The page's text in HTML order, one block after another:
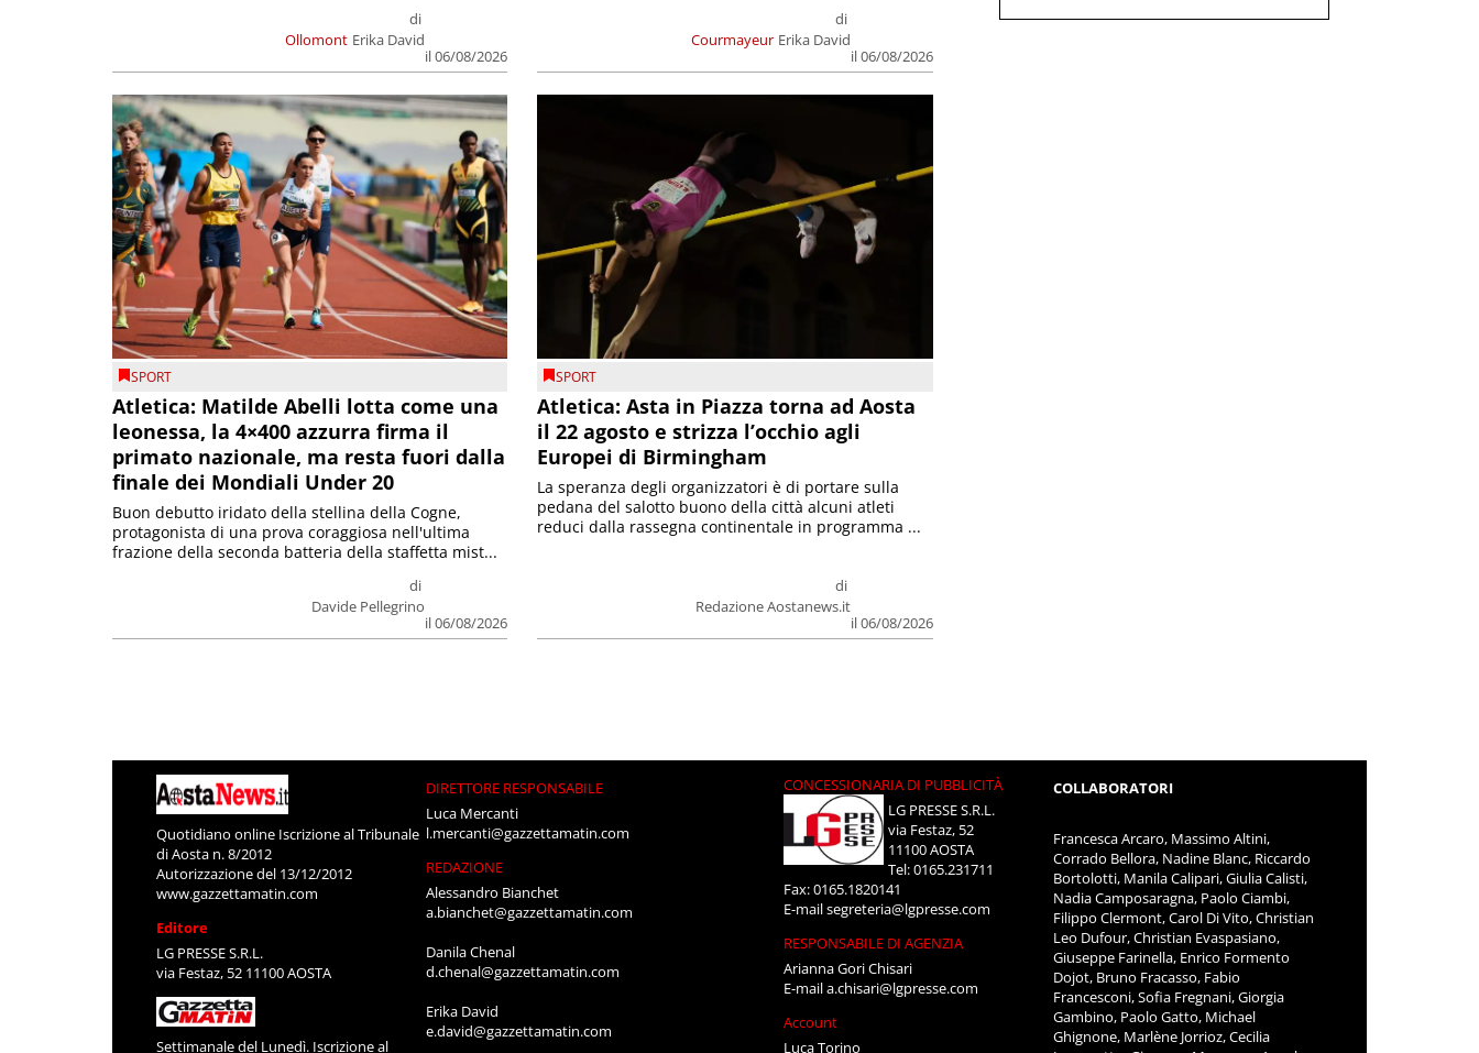
Ollomont
di
Erika David
il 06/08/2026
Courmayeur
di
Erika David
il 06/08/2026
SPORT
Atletica: Matilde Abelli lotta come una
leonessa, la 4×400 azzurra firma il
primato nazionale, ma resta fuori dalla
finale dei Mondiali Under 20
di
Davide Pellegrino
il 06/08/2026
Buon debutto iridato della stellina della Cogne,
protagonista di una prova coraggiosa nell'ultima
frazione della seconda batteria della staffetta mist...
SPORT
Atletica: Asta in Piazza torna ad Aosta
il 22 agosto e strizza l’occhio agli
Europei di Birmingham
di
Redazione Aostanews.it
il 06/08/2026
La speranza degli organizzatori è di portare sulla
pedana del salotto buono della città alcuni atleti
reduci dalla rassegna continentale in programma ...
Quotidiano online Iscrizione al Tribunale
di Aosta n. 8/2012
Autorizzazione del 13/12/2012
www.gazzettamatin.com
Editore
LG PRESSE S.R.L.
via Festaz, 52 11100 AOSTA
Settimanale del Lunedì. Iscrizione al
DIRETTORE RESPONSABILE
Luca Mercanti
l.mercanti@gazzettamatin.com
REDAZIONE
Alessandro Bianchet
a.bianchet@gazzettamatin.com
Danila Chenal
d.chenal@gazzettamatin.com
Erika David
e.david@gazzettamatin.com
CONCESSIONARIA DI PUBBLICITÀ
LG PRESSE S.R.L.
via Festaz, 52
11100 AOSTA
Tel: 0165.231711
Fax: 0165.1820141
E-mailsegreteria@lgpresse.com
RESPONSABILE DI AGENZIA
Arianna Gori Chisari
E-maila.chisari@lgpresse.com
Account
Luca Torino
COLLABORATORI
Francesca Arcaro, Massimo Altini,
Corrado Bellora, Nadine Blanc, Riccardo
Bortolotti, Manila Calipari, Giulia Calisti,
Nadia Camposaragna, Paolo Ciambi,
Filippo Clermont, Carol Di Vito, Christian
Leo Dufour, Christian Evaspasiano,
Giuseppe Farinella, Enrico Formento
Dojot, Bruno Fracasso, Fabio
Francesconi, Sofia Fregnani, Giorgia
Gambino, Paolo Gatto, Michael
Ghignone, Marlène Jorrioz, Cecilia